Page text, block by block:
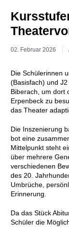
02. Februar 2026
Die Schülerinnen
(Basisfach) und
Biberach, um dort
Erpenbeck zu
das Theater
Die Inszenierung
bot eine
Mittelpunkt steht
über mehrere
verschiedenen
des 20.
Umbrüche,
Erinnerung.
Da das Stück
Schüler die